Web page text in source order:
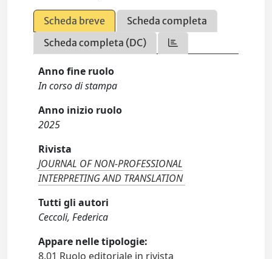
Scheda breve
Scheda completa
Scheda completa (DC)
Anno fine ruolo
In corso di stampa
Anno inizio ruolo
2025
Rivista
JOURNAL OF NON-PROFESSIONAL
INTERPRETING AND TRANSLATION
Tutti gli autori
Ceccoli, Federica
Appare nelle tipologie:
8.01 Ruolo editoriale in rivista